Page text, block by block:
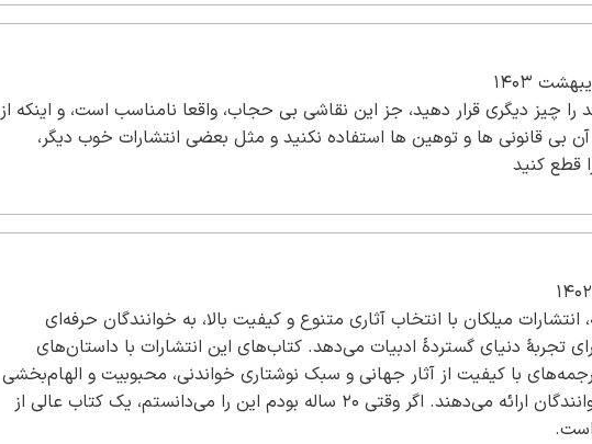
را چیز دیگری قرار دهید، جز این نقاشی بی حجاب، واقعا نامناسب است، و اینکه از
بی قانونی ها و توهین ها استفاده نکنید و مثل بعضی انتشارات خوب دیگر،
قطع کنید
میلکان با انتخاب آثاری متنوع و کیفیت بالا، به خوانندگان حرفه‌ای
تجربهٔ دنیای گستردهٔ ادبیات می‌دهد. کتاب‌های این انتشارات با داستان‌های
با کیفیت از آثار جهانی و سبک نوشتاری خواندنی، محبوبیت و الهام‌بخشی
فراوانی را بهخوانندگان ارائه می‌دهند. اگر وقتی ۲۰ ساله بودم این را می‌دانستم، یک کتاب عالی از
است.